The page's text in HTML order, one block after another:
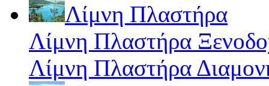
Λίμνη Πλαστήρα
Λίμνη Πλαστήρα
Λίμνη Πλαστήρα